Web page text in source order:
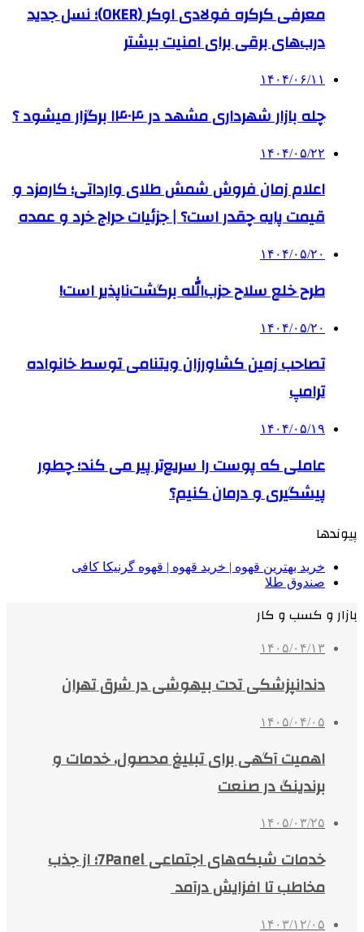
معرفی کرکره فولادی اوکر (OKER)؛ نسل جدید
درب‌های برقی برای امنیت بیشتر
۱۴۰۴/۰۶/۱۱
چله بازار شهرداری مشهد در ۱۴۰۴ برگزار میشود ؟
۱۴۰۴/۰۵/۲۲
اعلام زمان فروش شمش طلای وارداتی؛ کارمزد و
قیمت پایه چقدر است؟ | جزئیات حراج خرد و عمده
۱۴۰۴/۰۵/۲۰
طرح خلع سلاح حزب‌الله برگشت‌ناپذیر است!
۱۴۰۴/۰۵/۲۰
تصاحب زمین کشاورزان ویتنامی توسط خانواده
ترامپ
۱۴۰۴/۰۵/۱۹
عاملی که پوست را سریع‌تر پیر می کند؛ چطور
پیشگیری و درمان کنیم؟
پیوندها
خرید بهترین قهوه | خرید قهوه | قهوه گرنیکا کافی
صندوق طلا
بازار و کسب و کار
۱۴۰۵/۰۴/۱۳
دندانپزشکی تحت بیهوشی در شرق تهران
۱۴۰۵/۰۴/۰۵
اهمیت آگهی برای تبلیغ محصول، خدمات و
برندینگ در صنعت
۱۴۰۵/۰۳/۲۵
خدمات شبکه‌های اجتماعی 7Panel؛ از جذب
مخاطب تا افزایش درآمد
۱۴۰۳/۱۲/۰۵